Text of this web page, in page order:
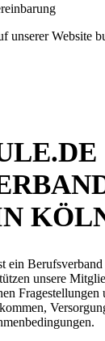
unserer Website
ein
unsere
Fragestellungen